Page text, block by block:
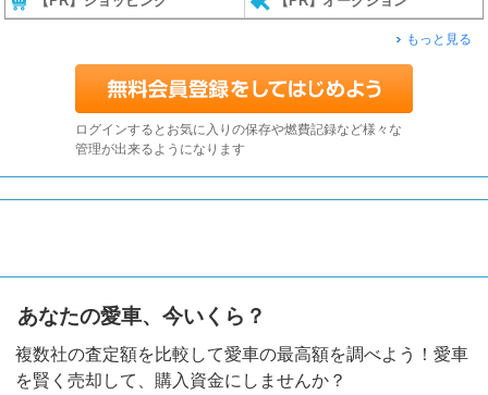
もっと見る
ログインするとお気に入りの保存や燃費記録など様々な
管理が出来るようになります
あなたの愛車、今いくら？
複数社の査定額を比較して愛車の最高額を調べよう！愛車
を賢く売却して、購入資金にしませんか？